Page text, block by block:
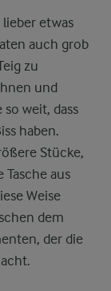
etwas
auch grob
zu
und
weit, dass
haben.
Stücke,
aus
Weise
dem
der die